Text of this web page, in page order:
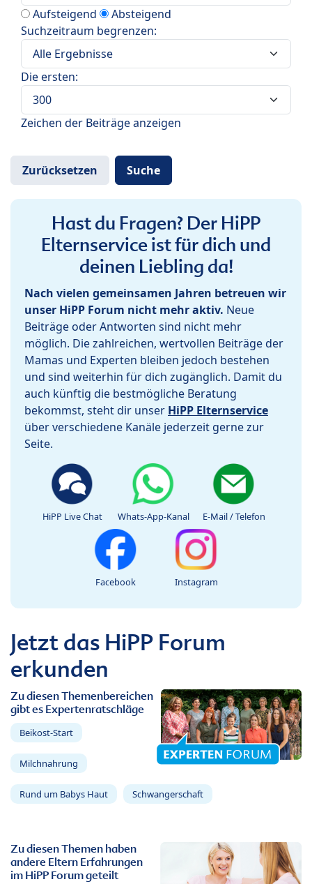
Aufsteigend
Absteigend
Suchzeitraum begrenzen:
Die ersten:
Zeichen der Beiträge anzeigen
Hast du Fragen? Der HiPP
Elternservice ist für dich und
deinen Liebling da!
Nach vielen gemeinsamen Jahren betreuen wir
unser HiPP Forum nicht mehr aktiv. Neue
Beiträge oder Antworten sind nicht mehr
möglich. Die zahlreichen, wertvollen Beiträge der
Mamas und Experten bleiben jedoch bestehen
und sind weiterhin für dich zugänglich. Damit du
auch künftig die bestmögliche Beratung
bekommst, steht dir unser HiPP Elternservice
über verschiedene Kanäle jederzeit gerne zur
Seite.
HiPP Live Chat Whats-App-Kanal E-Mail / Telefon
Facebook Instagram
Jetzt das HiPP Forum
erkunden
Zu diesen Themenbereichen
gibt es Expertenratschläge
Beikost-Start
Milchnahrung
Rund um Babys Haut Schwangerschaft
Zu diesen Themen haben
andere Eltern Erfahrungen
im HiPP Forum geteilt